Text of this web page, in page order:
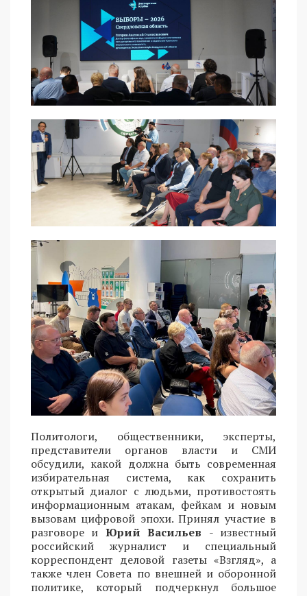
Политологи, общественники, эксперты,
представители органов власти и СМИ
обсудили, какой должна быть современная
избирательная система, как сохранить
открытый диалог с людьми, противостоять
информационным атакам, фейкам и новым
вызовам цифровой эпохи. Принял участие в
разговоре и Юрий Васильев - известный
российский журналист и специальный
корреспондент деловой газеты «Взгляд», а
также член Совета по внешней и оборонной
политике, который подчеркнул большое